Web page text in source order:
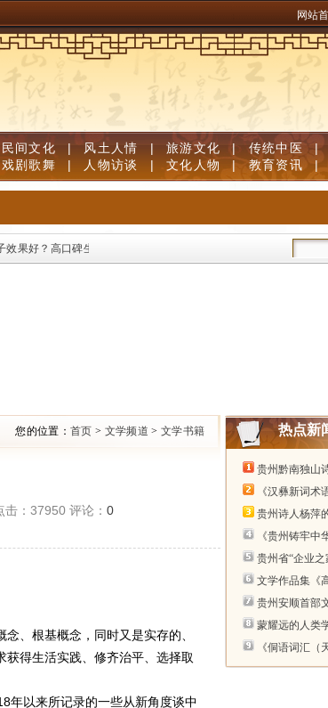
网站
民间文化 | 风土人情 | 旅游文化 | 传统中医 |
戏剧歌舞 | 人物访谈 | 文化人物 | 教育资讯 |
果好？高口碑生物素品牌优质榜单，足量维生素B族固发防脱清白发
您的位置： 首页 > 文学频道 > 文学书籍
： 37950 评论： 0
、根基概念，同时又是实存的、
得生活实践、修齐治平、选择取
年以来所记录的一些从新角度谈中
热点新
贵州黔南独山
《汉彝新词术
贵州诗人杨萍
《贵州铸牢中
贵州省“企业
文学作品集《
贵州安顺首部
蒙耀远的人类
《侗语词汇（